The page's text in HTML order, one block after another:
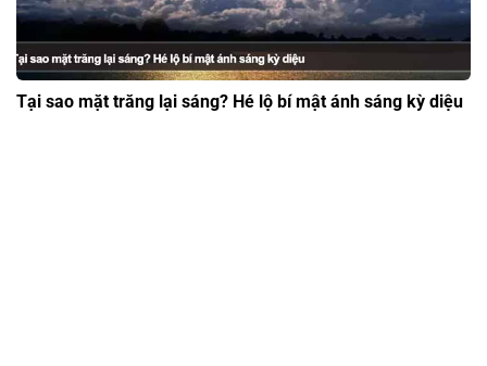
Tại sao mặt trăng lại sáng? Hé lộ bí mật ánh sáng kỳ diệu